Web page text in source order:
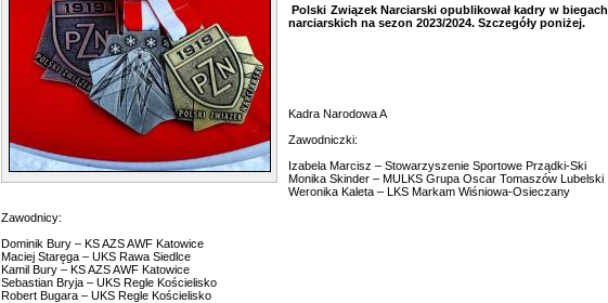
Polski Związek Narciarski opublikował kadry w biegach
narciarskich na sezon 2023/2024. Szczegóły poniżej.
Kadra Narodowa A
Zawodniczki:
Izabela Marcisz – Stowarzyszenie Sportowe Prządki-Ski
Monika Skinder – MULKS Grupa Oscar Tomaszów Lubelski
Weronika Kaleta – LKS Markam Wiśniowa-Osieczany
Zawodnicy:
Dominik Bury – KS AZS AWF Katowice
Maciej Staręga – UKS Rawa Siedlce
Kamil Bury – KS AZS AWF Katowice
Sebastian Bryja – UKS Regle Kościelisko
Robert Bugara – UKS Regle Kościelisko